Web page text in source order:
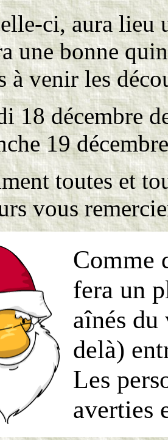
ci, aura lieu
une bonne
à venir les
18 décembre
19
toutes et
vous
Comme
fera un
aînés du
delà)
Les
averties